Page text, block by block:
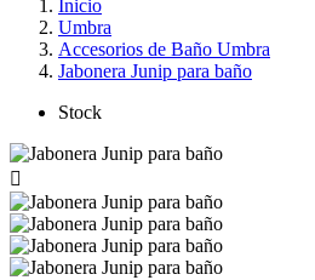
Inicio
Umbra
Accesorios de Baño Umbra
Jabonera Junip para baño
Stock
